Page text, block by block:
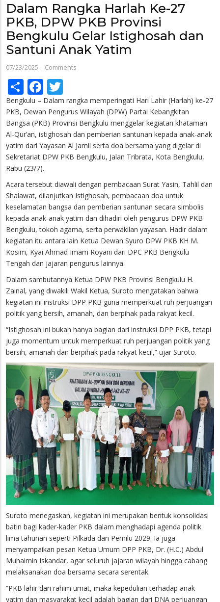
Dalam Rangka Harlah Ke-27
PKB, DPW PKB Provinsi
Bengkulu Gelar Istighosah dan
Santuni Anak Yatim
07/23/2025 - Comments
ShareFacebook
Bengkulu – Dalam rangka memperingati Hari Lahir (Harlah) ke-27
PKB, Dewan Pengurus Wilayah (DPW) Partai Kebangkitan
Bangsa (PKB) Provinsi Bengkulu menggelar kegiatan khataman
Al-Qur’an, istighosah dan pemberian santunan kepada anak-anak
yatim dari Yayasan Al Jamil serta doa bersama yang digelar di
Sekretariat DPW PKB Bengkulu, Jalan Tribrata, Kota Bengkulu,
Rabu (23/7).
Acara tersebut diawali dengan pembacaan Surat Yasin, Tahlil dan
Shalawat, dilanjutkan Istighosah, pembacaan doa untuk
keselamatan bangsa dan pemberian santunan secara simbolis
kepada anak-anak yatim dan dihadiri oleh pengurus DPW PKB
Bengkulu, tokoh agama, serta perwakilan yayasan. Hadir dalam
kegiatan itu antara lain Ketua Dewan Syuro DPW PKB KH M.
Kosim, Kyai Ahmad Imam Royani dari DPC PKB Bengkulu
Tengah dan jajaran pengurus lainnya.
Dalam sambutannya Ketua DPW PKB Provinsi Bengkulu H.
Zainal, yang diwakili Wakil Ketua, Suroto mengatakan bahwa
kegiatan ini instruksi DPP PKB guna memperkuat ruh perjuangan
politik yang bersih, amanah, dan berpihak pada rakyat kecil.
“Istighosah ini bukan hanya bagian dari instruksi DPP PKB, tetapi
juga momentum untuk memperkuat ruh perjuangan politik yang
bersih, amanah dan berpihak pada rakyat kecil,” ujar Suroto.
Suroto menegaskan, kegiatan ini merupakan bentuk konsolidasi
batin bagi kader-kader PKB dalam menghadapi agenda politik
lima tahunan seperti Pilkada dan Pemilu 2029. Ia juga
menyampaikan pesan Ketua Umum DPP PKB, Dr. (H.C.) Abdul
Muhaimin Iskandar, agar seluruh jajaran wilayah hingga cabang
melaksanakan doa bersama secara serentak.
“PKB lahir dari rahim umat, maka kepedulian terhadap anak
yatim dan masyarakat kecil adalah bagian dari DNA perjuangan